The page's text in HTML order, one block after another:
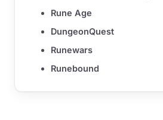
Rune Age
DungeonQuest
Runewars
Runebound